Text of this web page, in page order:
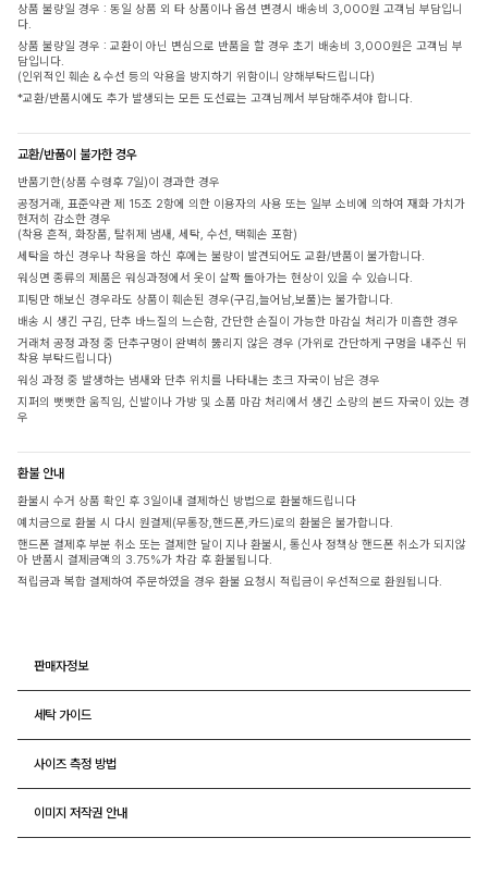
상품 불량일 경우 : 동일 상품 외 타 상품이나 옵션 변경시 배송비 3,000원 고객님 부담입니
다.
상품 불량일 경우 : 교환이 아닌 변심으로 반품을 할 경우 초기 배송비 3,000원은 고객님 부
담입니다.
(인위적인 훼손 & 수선 등의 악용을 방지하기 위함이니 양해부탁드립니다)
*교환/반품시에도 추가 발생되는 모든 도선료는 고객님께서 부담해주셔야 합니다.
교환/반품이 불가한 경우
반품기한(상품 수령후 7일)이 경과한 경우
공정거래, 표준약관 제 15조 2항에 의한 이용자의 사용 또는 일부 소비에 의하여 재화 가치가
현저히 감소한 경우
(착용 흔적, 화장품, 탈취제 냄새, 세탁, 수선, 택훼손 포함)
세탁을 하신 경우나 착용을 하신 후에는 불량이 발견되어도 교환/반품이 불가합니다.
워싱면 종류의 제품은 워싱과정에서 옷이 살짝 돌아가는 현상이 있을 수 있습니다.
피팅만 해보신 경우라도 상품이 훼손된 경우(구김,늘어남,보풀)는 불가합니다.
배송 시 생긴 구김, 단추 바느질의 느슨함, 간단한 손질이 가능한 마감실 처리가 미흡한 경우
거래처 공정 과정 중 단추구멍이 완벽히 뚫리지 않은 경우 (가위로 간단하게 구멍을 내주신 뒤
착용 부탁드립니다)
워싱 과정 중 발생하는 냄새와 단추 위치를 나타내는 초크 자국이 남은 경우
지퍼의 뻣뻣한 움직임, 신발이나 가방 및 소품 마감 처리에서 생긴 소량의 본드 자국이 있는 경
우
환불 안내
환불시 수거 상품 확인 후 3일이내 결제하신 방법으로 환불해드립니다
예치금으로 환불 시 다시 원결제(무통장,핸드폰,카드)로의 환불은 불가합니다.
핸드폰 결제후 부분 취소 또는 결제한 달이 지나 환불시, 통신사 정책상 핸드폰 취소가 되지않
아 반품시 결제금액의 3.75%가 차감 후 환불됩니다.
적립금과 복합 결제하여 주문하였을 경우 환불 요청시 적립금이 우선적으로 환원됩니다.
판매자정보
세탁 가이드
사이즈 측정 방법
이미지 저작권 안내